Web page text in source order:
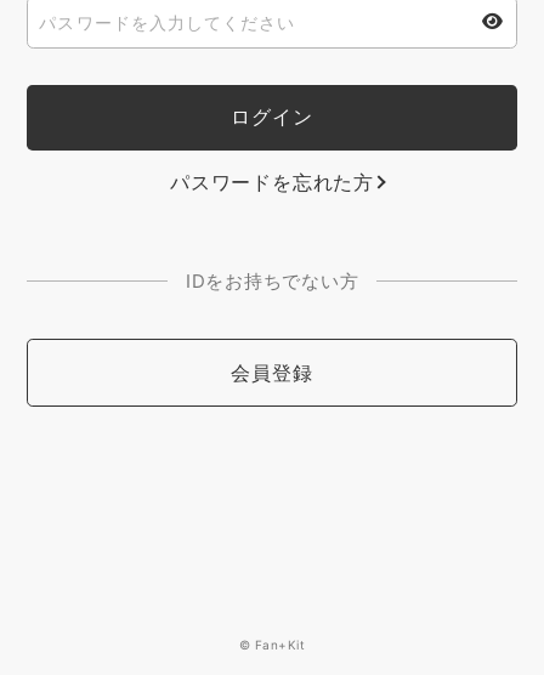
パスワードを忘れた方
IDをお持ちでない方
会員登録
© Fan+Kit